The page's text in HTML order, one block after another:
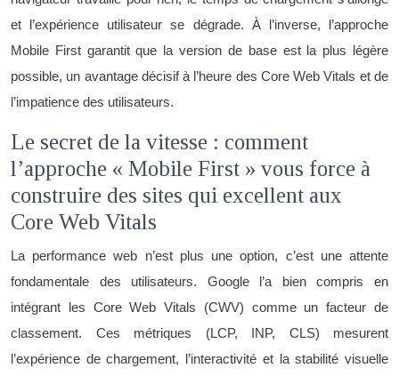
et l’expérience utilisateur se dégrade. À l’inverse, l’approche
Mobile First garantit que la version de base est la plus légère
possible, un avantage décisif à l’heure des Core Web Vitals et de
l’impatience des utilisateurs.
Le secret de la vitesse : comment
l’approche « Mobile First » vous force à
construire des sites qui excellent aux
Core Web Vitals
La performance web n’est plus une option, c’est une attente
fondamentale des utilisateurs. Google l’a bien compris en
intégrant les Core Web Vitals (CWV) comme un facteur de
classement. Ces métriques (LCP, INP, CLS) mesurent
l’expérience de chargement, l’interactivité et la stabilité visuelle